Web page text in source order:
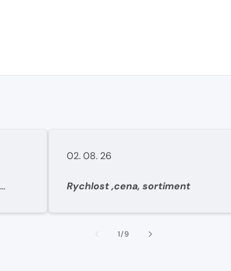
02. 08. 26
Rychlost ,cena, sortiment
1/9